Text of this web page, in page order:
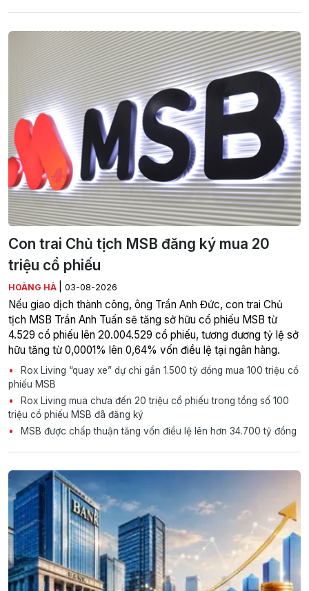
Con trai Chủ tịch MSB đăng ký mua 20
triệu cổ phiếu
HOÀNG HÀ 03-08-2026
Nếu giao dịch thành công, ông Trần Anh Đức, con trai Chủ
tịch MSB Trần Anh Tuấn sẽ tăng sở hữu cổ phiếu MSB từ
4.529 cổ phiếu lên 20.004.529 cổ phiếu, tương đương tỷ lệ sở
hữu tăng từ 0,0001% lên 0,64% vốn điều lệ tại ngân hàng.
Rox Living “quay xe” dự chi gần 1.500 tỷ đồng mua 100 triệu cổ
phiếu MSB
Rox Living mua chưa đến 20 triệu cổ phiếu trong tổng số 100
triệu cổ phiếu MSB đã đăng ký
MSB được chấp thuận tăng vốn điều lệ lên hơn 34.700 tỷ đồng